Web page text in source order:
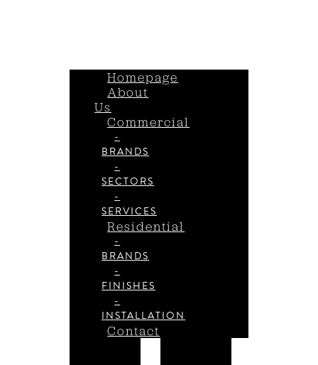
Homepage
About
Us
Commercial
-
BRANDS
-
SECTORS
-
SERVICES
Residential
-
BRANDS
-
FINISHES
-
INSTALLATION
Contact